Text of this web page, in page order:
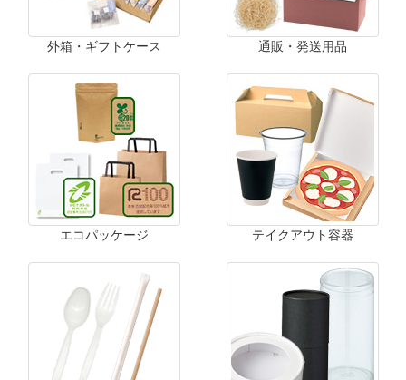
外箱・ギフトケース 通販・発送用品
エコパッケージ テイクアウト容器